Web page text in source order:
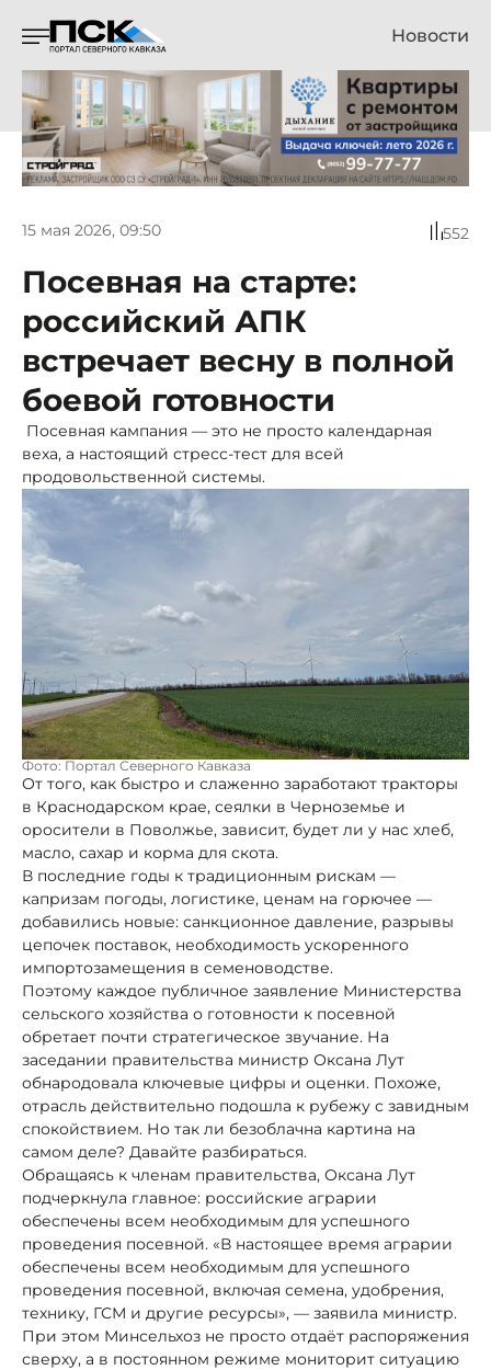
Новости
15 мая 2026, 09:50 552
Посевная на старте:
российский АПК
встречает весну в полной
боевой готовности
Посевная кампания — это не просто календарная
веха, а настоящий стресс-тест для всей
продовольственной системы.
Фото: Портал Северного Кавказа
От того, как быстро и слаженно заработают тракторы
в Краснодарском крае, сеялки в Черноземье и
оросители в Поволжье, зависит, будет ли у нас хлеб,
масло, сахар и корма для скота.
В последние годы к традиционным рискам —
капризам погоды, логистике, ценам на горючее —
добавились новые: санкционное давление, разрывы
цепочек поставок, необходимость ускоренного
импортозамещения в семеноводстве.
Поэтому каждое публичное заявление Министерства
сельского хозяйства о готовности к посевной
обретает почти стратегическое звучание. На
заседании правительства министр Оксана Лут
обнародовала ключевые цифры и оценки. Похоже,
отрасль действительно подошла к рубежу с завидным
спокойствием. Но так ли безоблачна картина на
самом деле? Давайте разбираться.
Обращаясь к членам правительства, Оксана Лут
подчеркнула главное: российские аграрии
обеспечены всем необходимым для успешного
проведения посевной. «В настоящее время аграрии
обеспечены всем необходимым для успешного
проведения посевной, включая семена, удобрения,
технику, ГСМ и другие ресурсы», — заявила министр.
При этом Минсельхоз не просто отдаёт распоряжения
сверху, а в постоянном режиме мониторит ситуацию